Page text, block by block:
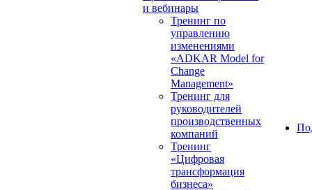
и вебинары
Тренинг по
управлению
изменениями
«ADKAR Model for
Change
Management»
Тренинг для
руководителей
производственных
компаний
Тренинг
«Цифровая
трансформация
бизнеса»